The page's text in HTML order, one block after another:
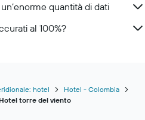
quantità di dati
al 100%?
hotel
Hotel - Colombia
torre del viento